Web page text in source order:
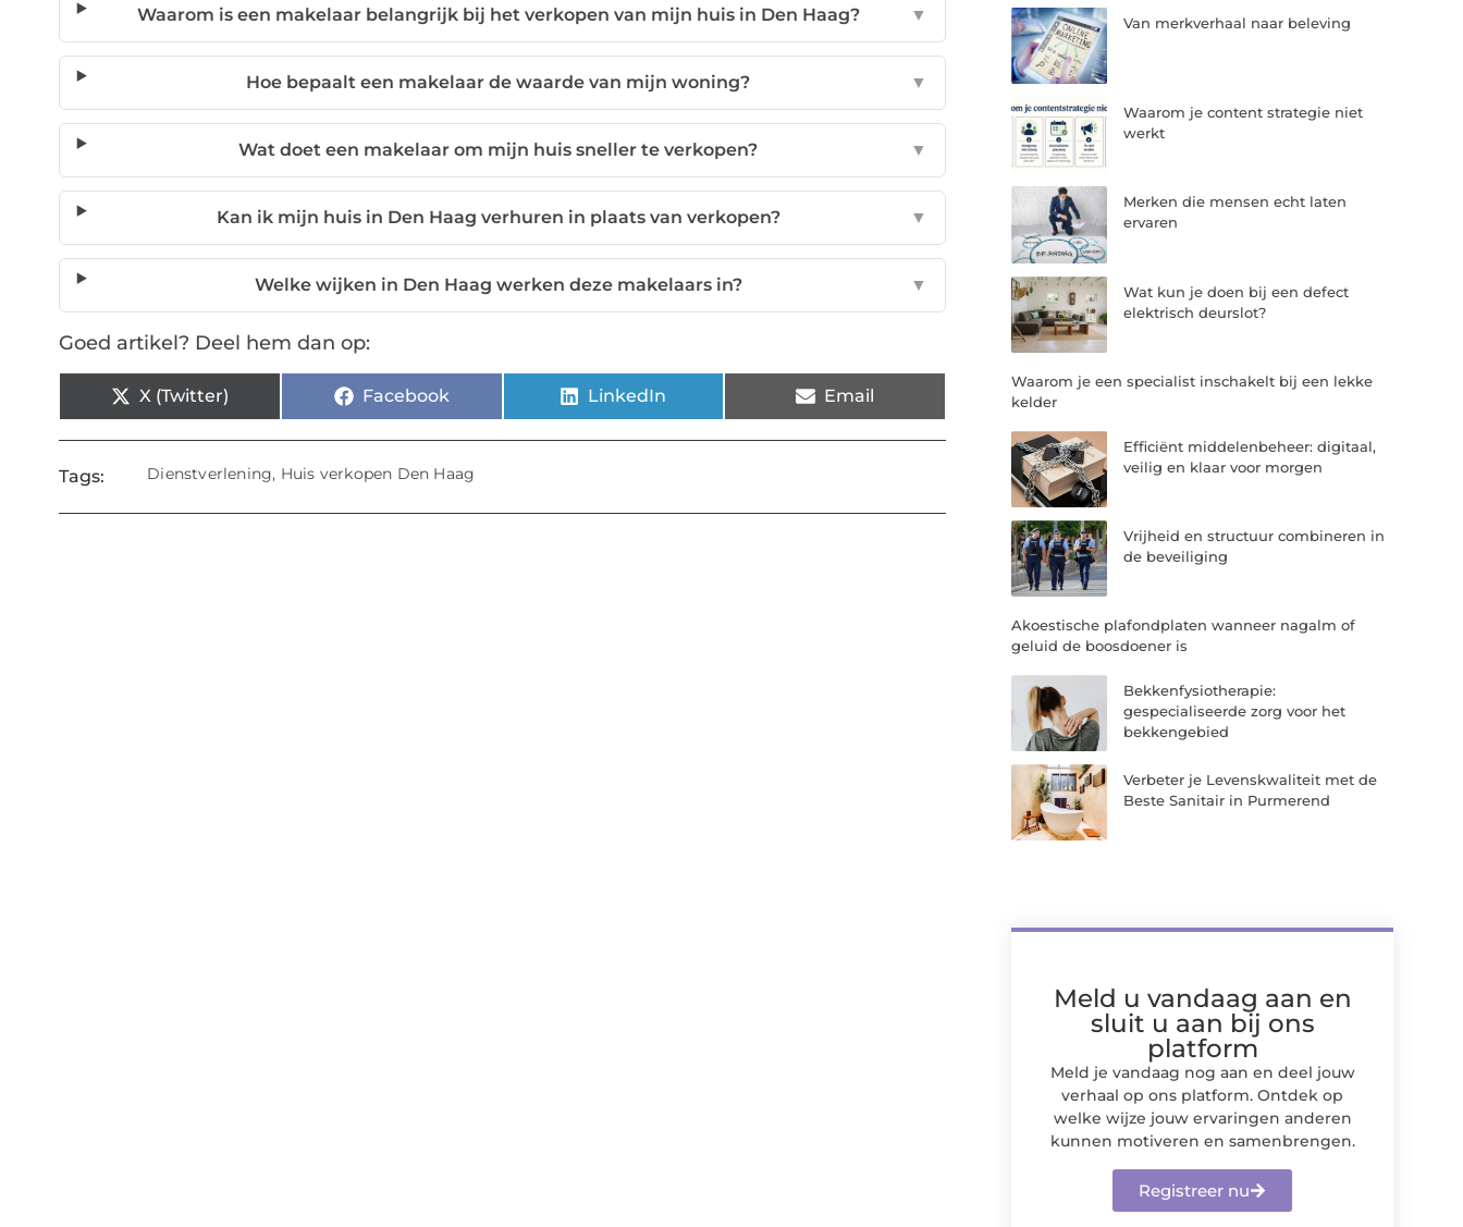
Waarom is een makelaar belangrijk bij het verkopen van mijn huis in Den Haag? ▼
Hoe bepaalt een makelaar de waarde van mijn woning? ▼
Wat doet een makelaar om mijn huis sneller te verkopen? ▼
Kan ik mijn huis in Den Haag verhuren in plaats van verkopen? ▼
Welke wijken in Den Haag werken deze makelaars in? ▼
Goed artikel? Deel hem dan op:
X (Twitter) Facebook LinkedIn Email
Tags: Dienstverlening, Huis verkopen Den Haag
Van merkverhaal naar beleving
Waarom je content strategie niet
werkt
Merken die mensen echt laten
ervaren
Wat kun je doen bij een defect
elektrisch deurslot?
Waarom je een specialist inschakelt bij een lekke
kelder
Efficiënt middelenbeheer: digitaal,
veilig en klaar voor morgen
Vrijheid en structuur combineren in
de beveiliging
Akoestische plafondplaten wanneer nagalm of
geluid de boosdoener is
Bekkenfysiotherapie:
gespecialiseerde zorg voor het
bekkengebied
Verbeter je Levenskwaliteit met de
Beste Sanitair in Purmerend
Meld u vandaag aan en
sluit u aan bij ons
platform
Meld je vandaag nog aan en deel jouw
verhaal op ons platform. Ontdek op
welke wijze jouw ervaringen anderen
kunnen motiveren en samenbrengen.
Registreer nu